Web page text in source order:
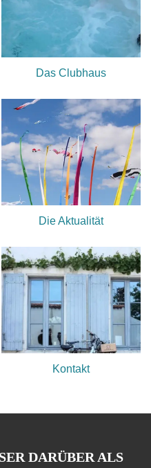
Das Clubhaus
Die Aktualität
Kontakt
DARÜBER ALS